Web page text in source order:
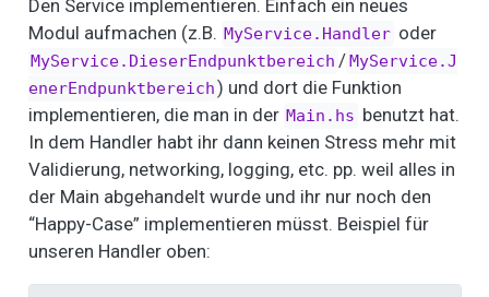
Den Service implementieren. Einfach ein neues
Modul aufmachen (z.B. MyService.Handler oder
MyService.DieserEndpunktbereich /MyService.J
enerEndpunktbereich) und dort die Funktion
implementieren, die man in der Main.hs benutzt hat.
In dem Handler habt ihr dann keinen Stress mehr mit
Validierung, networking, logging, etc. pp. weil alles in
der Main abgehandelt wurde und ihr nur noch den
“Happy-Case” implementieren müsst. Beispiel für
unseren Handler oben: